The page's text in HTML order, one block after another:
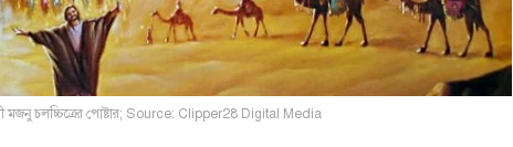
মজনু চলচ্চিত্রের পোষ্টার; Source: Clipper28 Digital Media